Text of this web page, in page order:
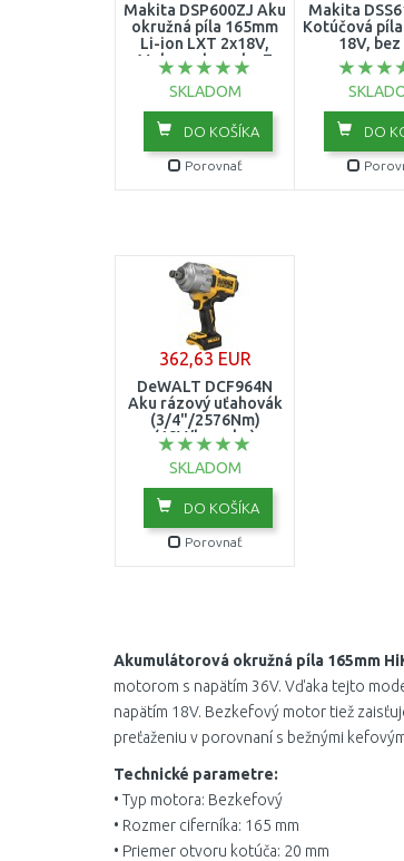
Makita DSP600ZJ Aku
okružná píla 165mm
Li-ion LXT 2x18V,
Makpac, bez aku Z
SKLADOM
DO KOŠÍKA
Porovnať
Makita
Kotúčová píla
18V, bez
DO
362,63 EUR
DeWALT DCF964N
Aku rázový uťahovák
(3/4"/2576Nm)
(18V/bez aku)
SKLADOM
DO KOŠÍKA
Porovnať
Akumulátorová okružná píla 165mm
motorom s napätím 36V. Vďaka tejto
napätím 18V. Bezkefový motor tiež
preťaženiu v porovnaní s bežnými
Technické parametre:
• Typ motora: Bezkefový
• Rozmer ciferníka: 165 mm
• Priemer otvoru kotúča: 20 mm